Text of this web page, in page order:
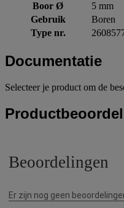
Boor Ø
5 mm
Gebruik
Boren
Type nr.
Documentatie
Selecteer je product om de